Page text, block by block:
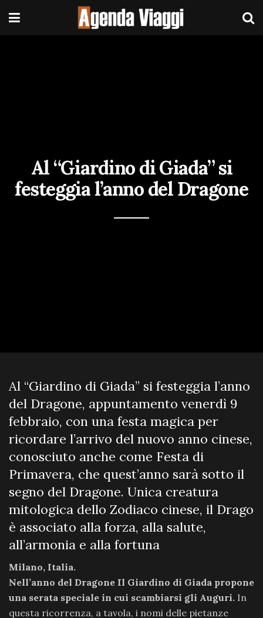
Al “Giardino di Giada” si
festeggia l’anno del Dragone
Al “Giardino di Giada” si festeggia l’anno
del Dragone, appuntamento venerdì 9
febbraio, con una festa magica per
ricordare l’arrivo del nuovo anno cinese,
conosciuto anche come Festa di
Primavera, che quest’anno sarà sotto il
segno del Dragone. Unica creatura
mitologica dello Zodiaco cinese, il Drago
è associato alla forza, alla salute,
all’armonia e alla fortuna
Milano, Italia.
Nell’anno del Dragone Il Giardino di Giada propone
una serata speciale in cui scambiarsi gli Auguri. In
questa ricorrenza, a tavola, i nomi delle pietanze